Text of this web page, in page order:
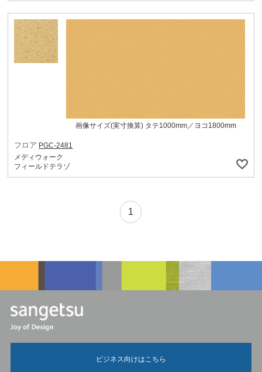
画像サイズ(実寸換算) タテ1000mm／ヨコ1800mm
フロア PGC-2481
メディウォーク
フィールドテラゾ
1
ビジネス向けはこちら